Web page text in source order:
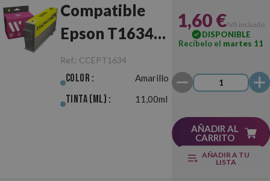
Compatible
Epson T1634
(16XL)
Amarillo
Ref.: CCEPT1634
Color : Amarillo
Tinta (ml) : 11,00ml
1,60 €IVA incluido
DISPONIBLE
Recíbelo el martes 11
AÑADIR AL
CARRITO
AÑADIR A TU
LISTA